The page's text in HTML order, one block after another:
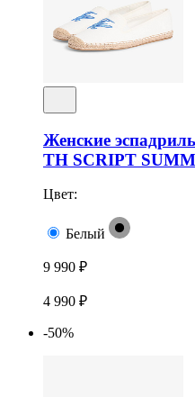
Женские
TH SCRIPT
Цвет:
Белый
9 990 ₽
4 990 ₽
-50%